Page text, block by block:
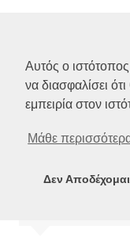
Αυτός ο
να διασφαλίσει
εμπειρία στον
Μάθε
Δεν Αποδέχομαι